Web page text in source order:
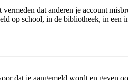
dat anderen je account
op school, in de bibliotheek, in een
dat je aangemeld wordt en geven